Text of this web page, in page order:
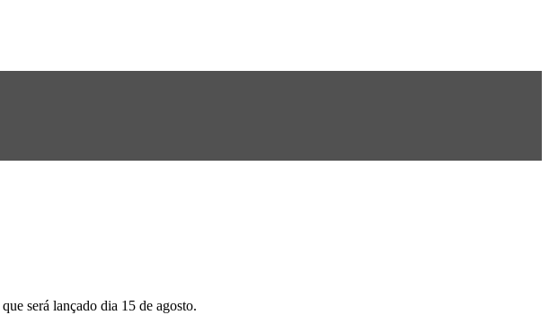
será lançado dia 15 de agosto.